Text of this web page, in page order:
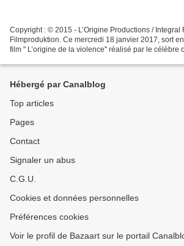
Copyright : © 2015 - L’Origine Productions / Integral
Filmproduktion. Ce mercredi 18 janvier 2017, sort
film " L’origine de la violence" réalisé par le célèbre
Hébergé par Canalblog
Top articles
Pages
Contact
Signaler un abus
C.G.U.
Cookies et données personnelles
Préférences cookies
Voir le profil de Bazaart sur le portail